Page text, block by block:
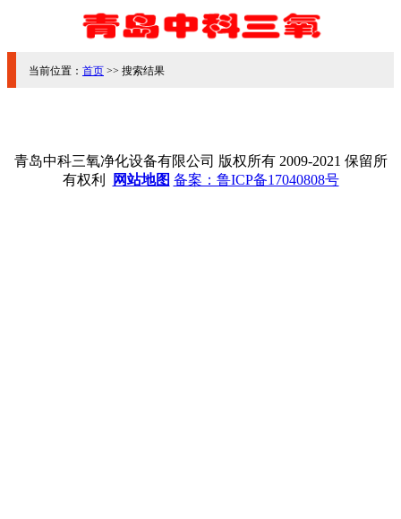
当前位置： 首页 >> 搜索结果
青岛中科三氧净化设备有限公司 版权所有 2009-2021 保留所
有权利
网站地图 备案：鲁ICP备17040808号